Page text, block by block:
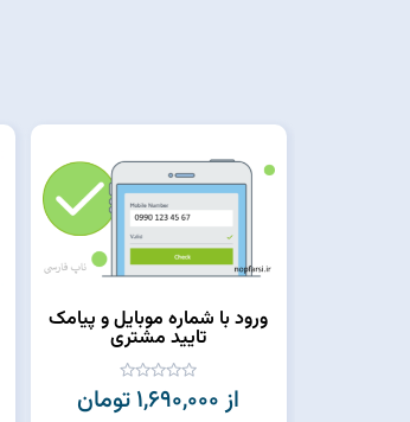
ورود با شماره موبایل و پیامک
تایید مشتری
از 1,690,000 تومان